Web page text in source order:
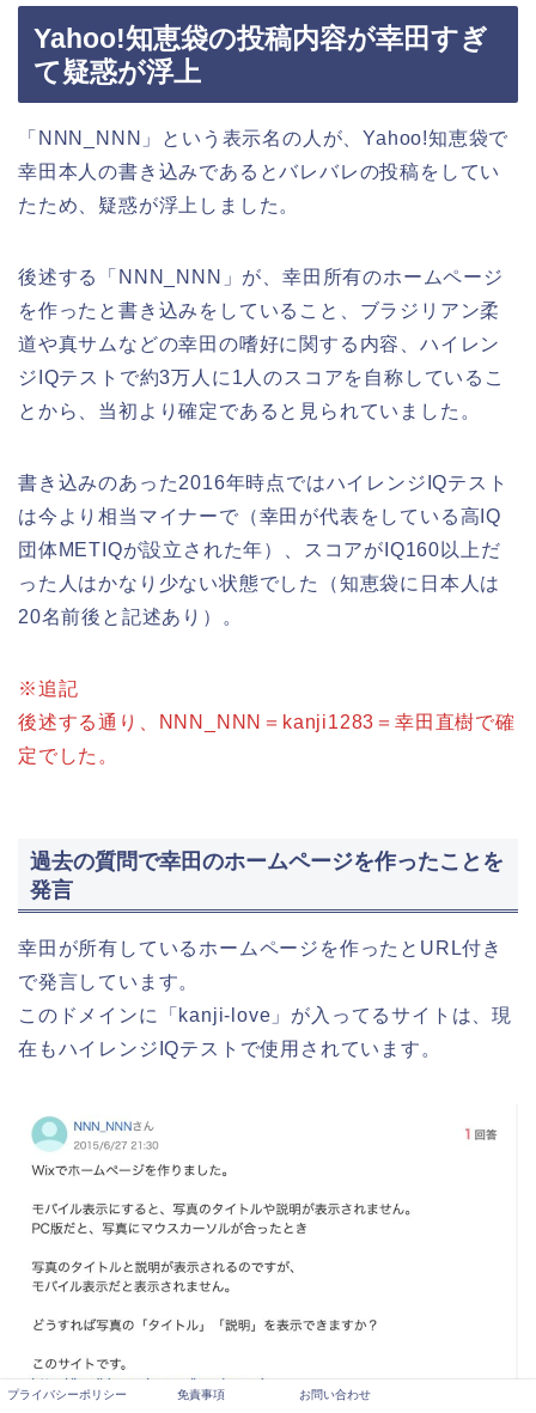
Yahoo!知恵袋の投稿内容が幸田すぎ
て疑惑が浮上
「NNN_NNN」という表示名の人が、Yahoo!知恵袋で
幸田本人の書き込みであるとバレバレの投稿をしてい
たため、疑惑が浮上しました。
後述する「NNN_NNN」が、幸田所有のホームページ
を作ったと書き込みをしていること、ブラジリアン柔
道や真サムなどの幸田の嗜好に関する内容、ハイレン
ジIQテストで約3万人に1人のスコアを自称しているこ
とから、当初より確定であると見られていました。
書き込みのあった2016年時点ではハイレンジIQテスト
は今より相当マイナーで（幸田が代表をしている高IQ
団体METIQが設立された年）、スコアがIQ160以上だ
った人はかなり少ない状態でした（知恵袋に日本人は
20名前後と記述あり）。
※追記
後述する通り、NNN_NNN＝kanji1283＝幸田直樹で確
定でした。
過去の質問で幸田のホームページを作ったことを
発言
幸田が所有しているホームページを作ったとURL付き
で発言しています。
このドメインに「kanji-love」が入ってるサイトは、現
在もハイレンジIQテストで使用されています。
プライバシーポリシー 免責事項 お問い合わせ